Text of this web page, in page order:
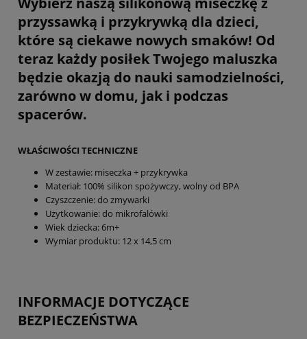
przyssawką i przykrywką dla dzieci,
które są ciekawe nowych smaków! Od
teraz każdy posiłek Twojego maluszka
będzie okazją do nauki samodzielności,
zarówno w domu, jak i podczas
spacerów.
WŁAŚCIWOŚCI TECHNICZNE
W zestawie: miseczka + przykrywka
Materiał: 100% silikon spożywczy, wolny od BPA
Czyszczenie: do zmywarki
Użytkowanie: do mikrofalówki
Wiek dziecka: 6m+
Wymiar produktu: 12 x 14,5 cm
INFORMACJE DOTYCZĄCE
BEZPIECZEŃSTWA